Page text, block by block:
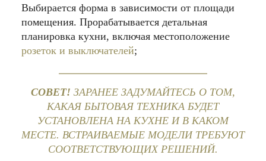
Выбирается форма в зависимости от площади
помещения. Прорабатывается детальная
планировка кухни, включая местоположение
розеток и выключателей;
СОВЕТ! ЗАРАНЕЕ ЗАДУМАЙТЕСЬ О ТОМ,
КАКАЯ БЫТОВАЯ ТЕХНИКА БУДЕТ
УСТАНОВЛЕНА НА КУХНЕ И В КАКОМ
МЕСТЕ. ВСТРАИВАЕМЫЕ МОДЕЛИ ТРЕБУЮТ
СООТВЕТСТВУЮЩИХ РЕШЕНИЙ.